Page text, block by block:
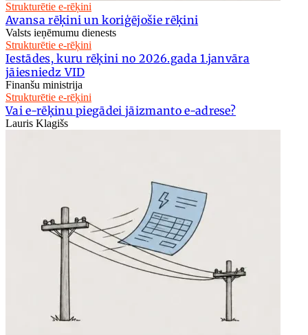
Strukturētie e-rēķini
Avansa rēķini un koriģējošie rēķini
Valsts ieņēmumu dienests
Strukturētie e-rēķini
Iestādes, kuru rēķini no 2026.gada 1.janvāra
jāiesniedz VID
Finanšu ministrija
Strukturētie e-rēķini
Vai e-rēķinu piegādei jāizmanto e-adrese?
Lauris Klagišs